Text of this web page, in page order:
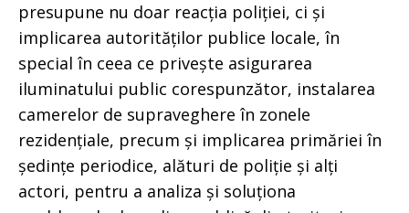
presupune nu doar reacția poliției, ci și
implicarea autorităților publice locale, în
special în ceea ce privește asigurarea
iluminatului public corespunzător, instalarea
camerelor de supraveghere în zonele
rezidențiale, precum și implicarea primăriei în
ședințe periodice, alături de poliție și alți
actori, pentru a analiza și soluționa